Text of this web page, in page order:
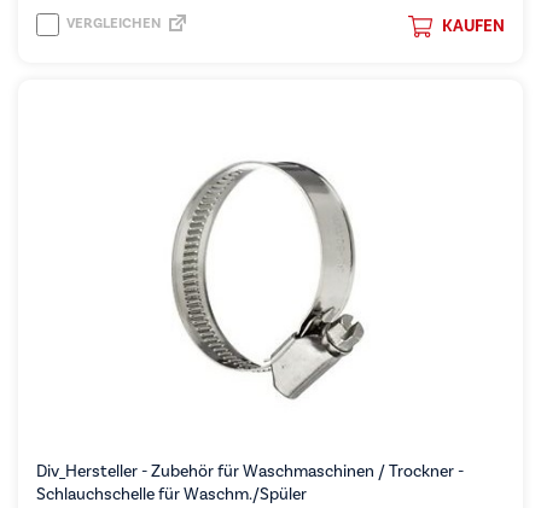
KAUFEN
VERGLEICHEN
Div_Hersteller - Zubehör für Waschmaschinen / Trockner -
Schlauchschelle für Waschm./Spüler